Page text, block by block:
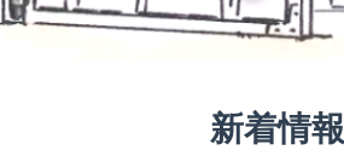
新着情報